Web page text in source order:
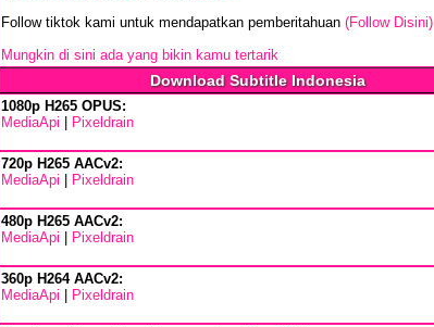
Follow tiktok kami untuk mendapatkan pemberitahuan (Follow Disini)
Mungkin di sini ada yang bikin kamu tertarik
Download Subtitle Indonesia
1080p H265 OPUS:
MediaApi
Pixeldrain
720p H265 AACv2:
MediaApi
Pixeldrain
480p H265 AACv2:
MediaApi
Pixeldrain
360p H264 AACv2:
MediaApi
Pixeldrain